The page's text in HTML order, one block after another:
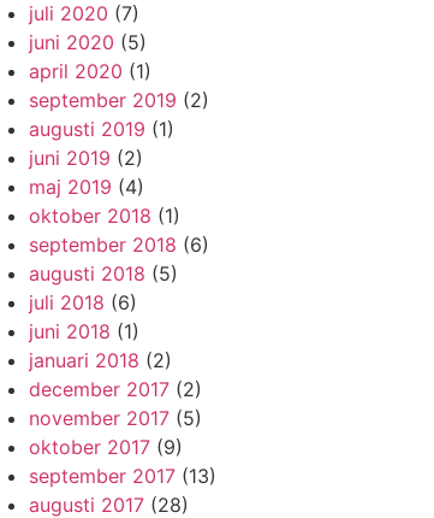
juli 2020 (7)
juni 2020 (5)
april 2020 (1)
september 2019 (2)
augusti 2019 (1)
juni 2019 (2)
maj 2019 (4)
oktober 2018 (1)
september 2018 (6)
augusti 2018 (5)
juli 2018 (6)
juni 2018 (1)
januari 2018 (2)
december 2017 (2)
november 2017 (5)
oktober 2017 (9)
september 2017 (13)
augusti 2017 (28)